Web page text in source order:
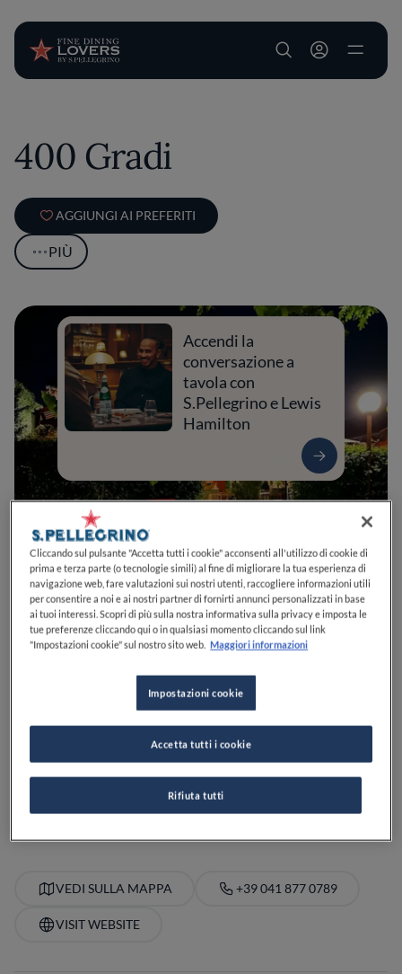
User account
400 Gradi
AGGIUNGI AI PREFERITI
PIÙ
0 0 0 0 0
Accendi la
conversazione a
tavola con
S.Pellegrino e Lewis
Hamilton
Via Luxore, 130036Santa Maria di SalaVEItalia
CHIUSO ApreVenerdì,18:30-01:00 VEDI ORARI
VEDI SULLA MAPPA +39 041 877 0789
VISIT WEBSITE
Cliccando sul pulsante "Accetta tutti i cookie" acconsenti all'utilizzo di cookie di
prima e terza parte (o tecnologie simili) al fine di migliorare la tua esperienza di
navigazione web, fare valutazioni sui nostri utenti, raccogliere informazioni utili
per consentire a noi e ai nostri partner di fornirti annunci personalizzati in base
ai tuoi interessi. Scopri di più sulla nostra informativa sulla privacy e imposta le
tue preferenze cliccando qui o in qualsiasi momento cliccando sul link
"Impostazioni cookie" sul nostro sito web. Maggiori informazioni
Impostazioni cookie
Rifiuta tutti
Accetta tutti i cookie